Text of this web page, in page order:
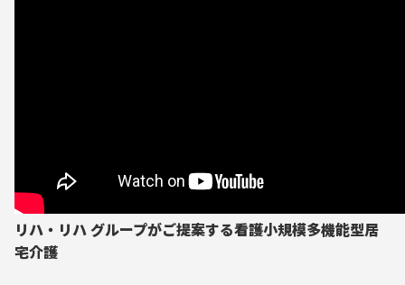
リハ・リハ グループがご提案する看護小規模多機能型居
宅介護